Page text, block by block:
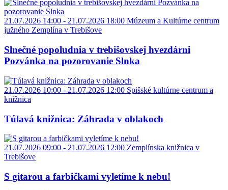
21.07.2026 14:00 - 21.07.2026 18:00 Múzeum a Kultúrne centrum
južného Zemplína v Trebišove
Slnečné popoludnia v trebišovskej hvezdárni
Pozvánka na pozorovanie Slnka
21.07.2026 10:00 - 21.07.2026 12:00 Spišské kultúrne centrum a
knižnica
Túlavá knižnica: Záhrada v oblakoch
21.07.2026 09:00 - 21.07.2026 12:00 Zemplínska knižnica v
Trebišove
S gitarou a farbičkami vyletíme k nebu!